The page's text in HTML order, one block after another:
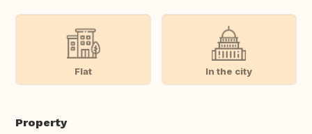
Flat In the city
Property